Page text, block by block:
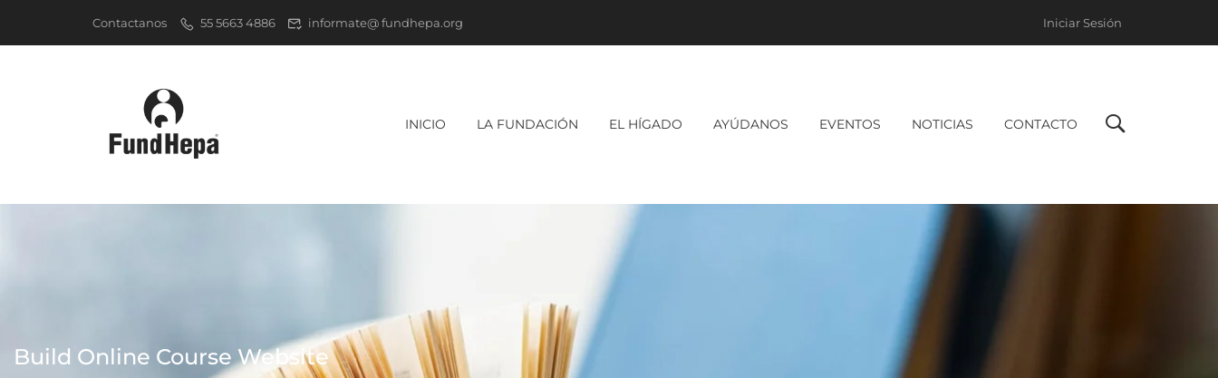
Contactanos 55 5663 4886 informate@ fundhepa.org Iniciar Sesión
INICIO LA FUNDACIÓN EL HÍGADO AYÚDANOS EVENTOS NOTICIAS CONTACTO
Build Online Course Website